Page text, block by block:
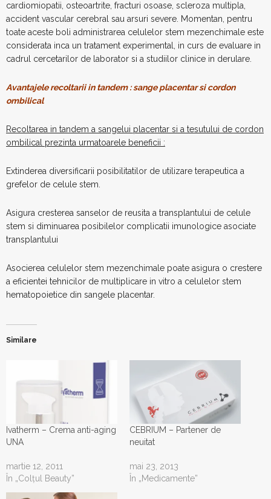
cardiomiopatii, osteoartrite, fracturi osoase, scleroza multipla,
accident vascular cerebral sau arsuri severe. Momentan, pentru
toate aceste boli administrarea celulelor stem mezenchimale este
considerata inca un tratament experimental, in curs de evaluare in
cadrul cercetarilor de laborator si a studiilor clinice in derulare.
Avantajele recoltarii in tandem : sange placentar si cordon
ombilical
Recoltarea in tandem a sangelui placentar si a tesutului de cordon
ombilical prezinta urmatoarele beneficii :
Extinderea diversificarii posibilitatilor de utilizare terapeutica a
grefelor de celule stem.
Asigura cresterea sanselor de reusita a transplantului de celule
stem si diminuarea posibilelor complicatii imunologice asociate
transplantului
Asocierea celulelor stem mezenchimale poate asigura o crestere
a eficientei tehnicilor de multiplicare in vitro a celulelor stem
hematopoietice din sangele placentar.
Similare
Ivatherm – Crema anti-aging
UNA
martie 12, 2011
În „Colţul Beauty”
CEBRIUM – Partener de
neuitat
mai 23, 2013
În „Medicamente”